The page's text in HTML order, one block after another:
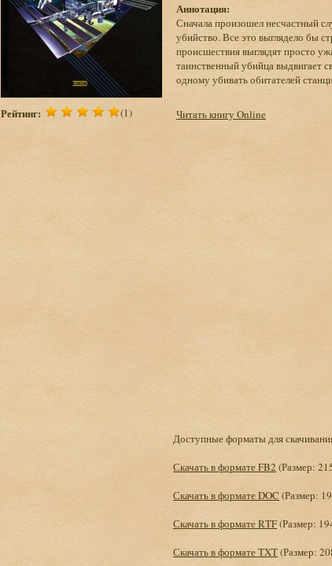
Рейтинг: (1)
Аннотация:
Сначала произошел несчастный
убийство. Все это выглядело бы
происшествия выглядят просто
таинственный убийца выдвигает
одному убивать обитателей
Читать книгу Online
Доступные форматы для
Скачать в формате FB2 (Размер:
Скачать в формате DOC (Размер:
Скачать в формате RTF(Размер:
Скачать в формате TXT(Размер: